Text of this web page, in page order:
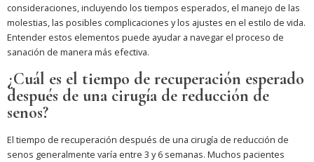
consideraciones, incluyendo los tiempos esperados, el manejo de las
molestias, las posibles complicaciones y los ajustes en el estilo de vida.
Entender estos elementos puede ayudar a navegar el proceso de
sanación de manera más efectiva.
¿Cuál es el tiempo de recuperación esperado
después de una cirugía de reducción de
senos?
El tiempo de recuperación después de una cirugía de reducción de
senos generalmente varía entre 3 y 6 semanas. Muchos pacientes